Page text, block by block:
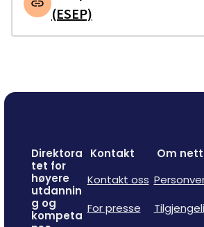
(ESEP)
Direktora
tet for
høyere
utdannin
g og
kompeta
Kontakt
Kontakt oss
For presse
Om